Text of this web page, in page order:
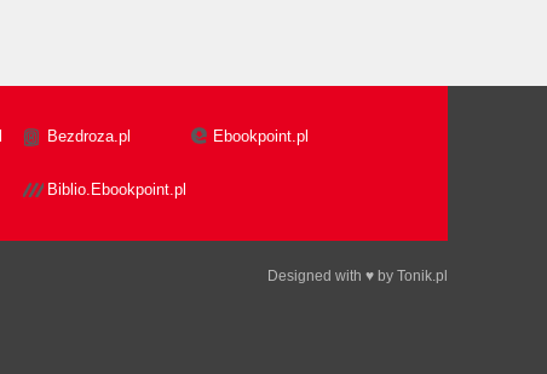
Bezdroza.pl Ebookpoint.pl
Biblio.Ebookpoint.pl
Designed with ♥ by Tonik.pl